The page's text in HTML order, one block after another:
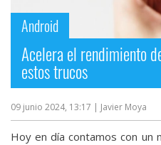
Android
Acelera el rendimiento
estos trucos
09 junio 2024, 13:17 | Javier Moya
Hoy en día contamos con un